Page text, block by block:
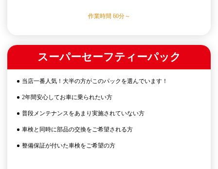
作業時間 60分～
スーパーセーフティーパック
当店一番人気！大半の方がこのパックを選んでいます！
2年間安心してお車に乗られたい方
普段メンテナンスをあまり実施されていない方
車検と同時に部品の交換をご希望される方
整備保証が付いた車検をご希望の方